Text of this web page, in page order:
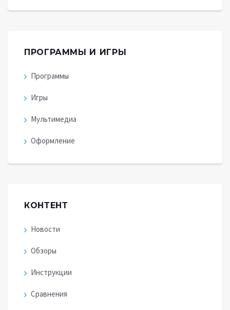
ПРОГРАММЫ И ИГРЫ
Программы
Игры
Мультимедиа
Оформление
КОНТЕНТ
Новости
Обзоры
Инструкции
Сравнения